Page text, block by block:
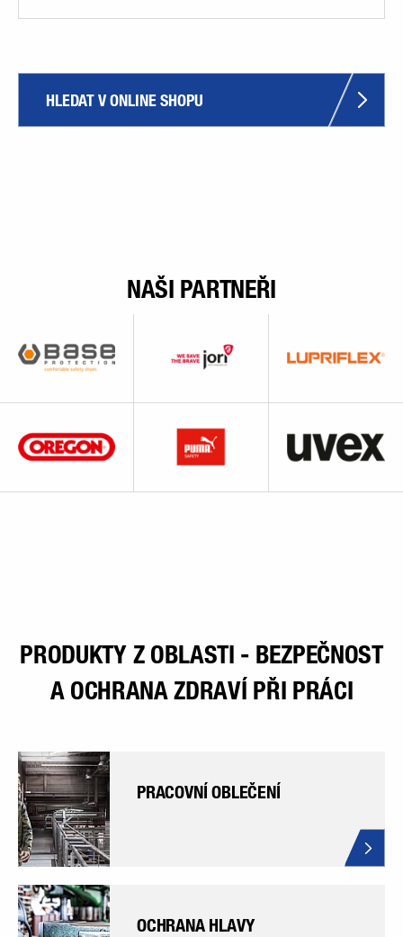
HLEDAT V ONLINE SHOPU
NAŠI PARTNEŘI
PRODUKTY Z OBLASTI - BEZPEČNOST
A OCHRANA ZDRAVÍ PŘI PRÁCI
PRACOVNÍ OBLEČENÍ
OCHRANA HLAVY